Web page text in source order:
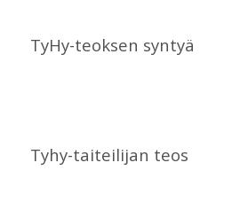
TyHy-teoksen syntyä
Tyhy-taiteilijan teos